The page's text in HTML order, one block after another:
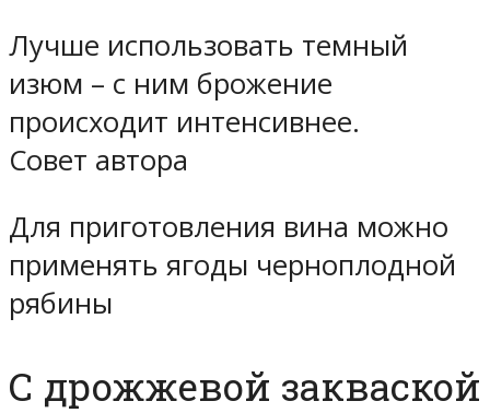
Лучше использовать темный
изюм – с ним брожение
происходит интенсивнее.
Совет автора
Для приготовления вина можно
применять ягоды черноплодной
рябины
С дрожжевой закваской